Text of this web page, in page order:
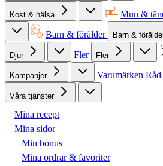
Kost & hälsa Mun &
Barn & förälder Barn &
Djur Fler Fler
Kampanjer Varumärken
Våra tjänster
Mina recept
Mina sidor
Min bonus
Mina ordrar & favoriter